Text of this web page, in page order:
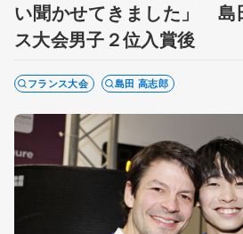
い聞かせてきました」
ス大会男子２位入賞後
フランス大会 島田 高志郎